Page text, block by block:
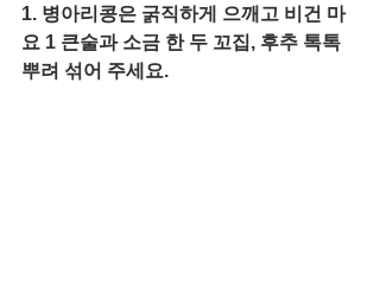
1. 병아리콩은 굵직하게 으깨고 비건 마
요 1 큰술과 소금 한 두 꼬집, 후추 톡톡
뿌려 섞어 주세요.